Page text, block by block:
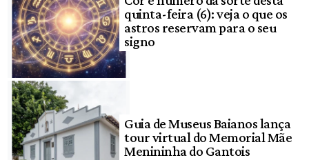
quinta-feira (6): veja o que os
astros reservam para o seu
signo
Guia de Museus Baianos lança
tour virtual do Memorial Mãe
Menininha do Gantois